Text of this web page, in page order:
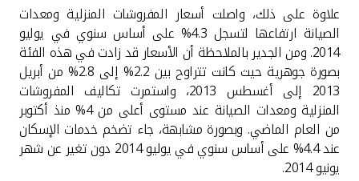
علاوة على ذلك، واصلت أسعار المفروشات المنزلية ومعدات
الصيانة ارتفاعها لتسجل 4.3% على أساس سنوي في يوليو
2014. ومن الجدير بالملاحظة أن الأسعار قد زادت في هذه الفئة
بصورة جوهرية حيث كانت تتراوح بين 2.2% إلى 2.8% من أبريل
2013 إلى أغسطس 2013، واستمرت تكاليف المفروشات
المنزلية ومعدات الصيانة عند مستوى أعلى من 4% منذ أكتوبر
من العام الماضي. وبصورة مشابهة، جاء تضخم خدمات الإسكان
عند 4.4% على أساس سنوي في يوليو 2014 دون تغير عن شهر
يونيو 2014
.